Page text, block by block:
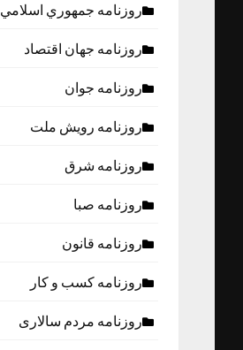
روزنامه جمهوري اسلامي
روزنامه جهان اقتصاد
روزنامه جوان
روزنامه رویش ملت
روزنامه شرق
روزنامه صبا
روزنامه قانون
روزنامه كسب و كار
روزنامه مردم سالاری